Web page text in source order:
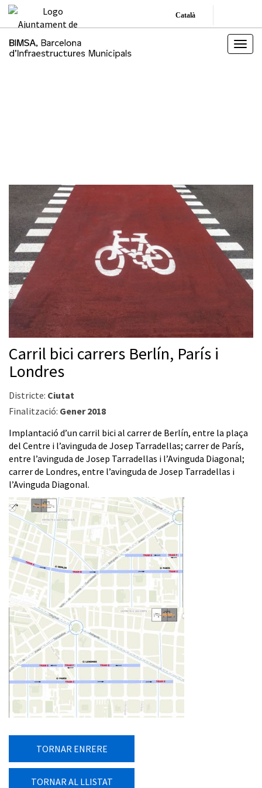
Català
Carril bici carrers Berlín, París i
Londres
Districte: Ciutat
Finalització: Gener 2018
Implantació d’un carril bici al carrer de Berlín, entre la plaça
del Centre i l’avinguda de Josep Tarradellas; carrer de París,
entre l’avinguda de Josep Tarradellas i l’Avinguda Diagonal;
carrer de Londres, entre l’avinguda de Josep Tarradellas i
l’Avinguda Diagonal.
TORNAR ENRERE
TORNAR AL LLISTAT